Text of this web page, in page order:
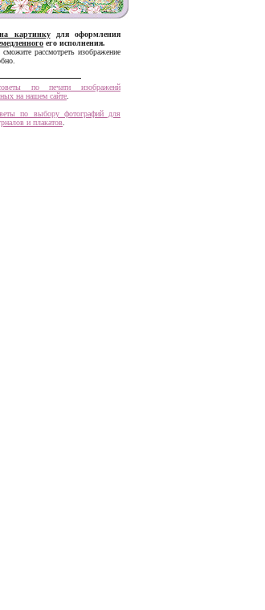
картинкудля оформления
его исполнения.
рассмотреть изображение
по печати изображенй
на нашем сайте
по выбору фотографий для
и плакатов